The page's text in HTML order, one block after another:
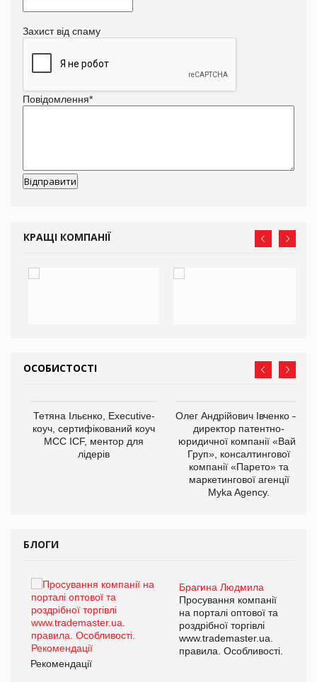
Захист від спаму
Повідомлення*
КРАЩІ КОМПАНІЇ
ОСОБИСТОСТІ
Тетяна Ільєнко, Executive-
коуч, сертифікований коуч
МСС ICF, ментор для
лідерів
Олег Андрійович Івченко —
директор патентно-
юридичної компанії «Вайз
Груп», консалтингової
компанії «Парето» та
маркетингової агенції
Myka Agency.
БЛОГИ
Брагина Людмила
Просування компанії
на порталі оптової та
роздрібної торгівлі
www.trademaster.ua.
правила. Особливості.
Рекомендації